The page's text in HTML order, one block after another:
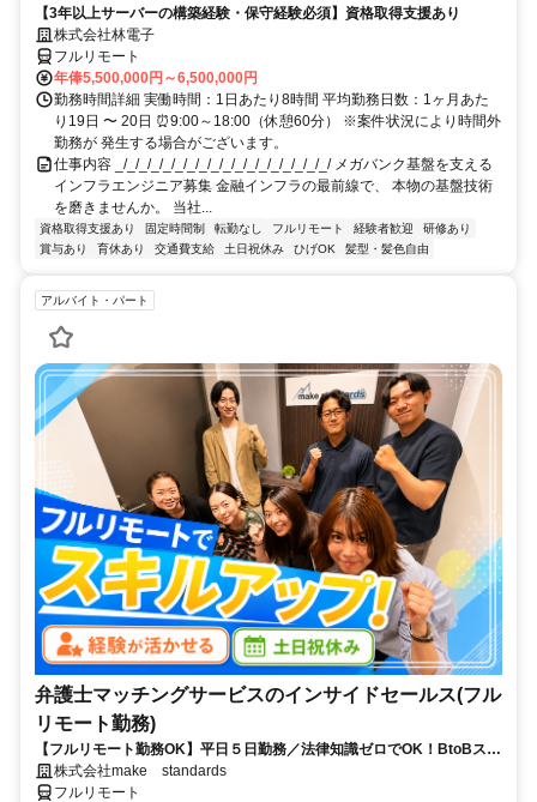
【3年以上サーバーの構築経験・保守経験必須】資格取得支援あり
株式会社林電子
フルリモート
年俸5,500,000円～6,500,000円
勤務時間詳細 実働時間：1日あたり8時間 平均勤務日数：1ヶ月あた
り19日 〜 20日 ⏰9:00～18:00（休憩60分） ※案件状況により時間外
勤務が 発生する場合がございます。
仕事内容 _/_/_/_/_/_/_/_/_/_/_/_/_/_/_/_/_/_/ メガバンク基盤を支える
インフラエンジニア募集 金融インフラの最前線で、 本物の基盤技術
を磨きませんか。 当社...
資格取得支援あり 固定時間制 転勤なし フルリモート 経験者歓迎
研修あり
賞与あり
育休あり 交通費支給 土日祝休み ひげOK 髪型・髪色自由
アルバイト・パート
弁護士マッチングサービスのインサイドセールス(フル
リモート勤務)
【フルリモート勤務OK】平日５日勤務／法律知識ゼロでOK！BtoBスキ
ルが身につく営業職
株式会社make standards
フルリモート